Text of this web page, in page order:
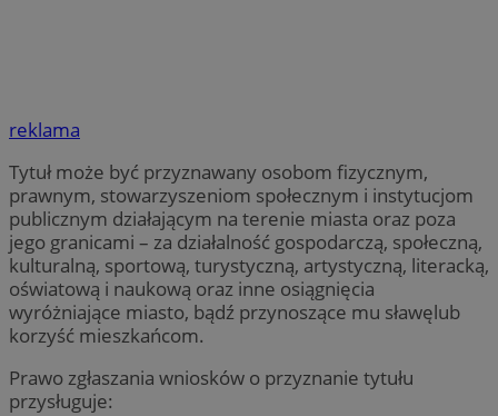
reklama
Tytuł może być przyznawany osobom fizycznym,
prawnym, stowarzyszeniom społecznym i instytucjom
publicznym działającym na terenie miasta oraz poza
jego granicami – za działalność gospodarczą, społeczną,
kulturalną, sportową, turystyczną, artystyczną, literacką,
oświatową i naukową oraz inne osiągnięcia
wyróżniające miasto, bądź przynoszące mu sławęlub
korzyść mieszkańcom.
Prawo zgłaszania wniosków o przyznanie tytułu
przysługuje: